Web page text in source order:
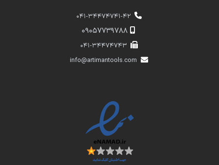
041-34474741-42
​​09057739788
041-34474743
info@artimantools.com